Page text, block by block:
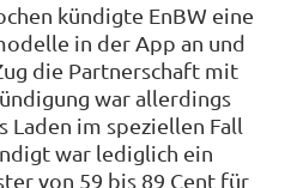
kündigte EnBW eine
in der App an und
die Partnerschaft mit
war allerdings
Laden im speziellen Fall
war lediglich ein
von 59 bis 89 Cent für